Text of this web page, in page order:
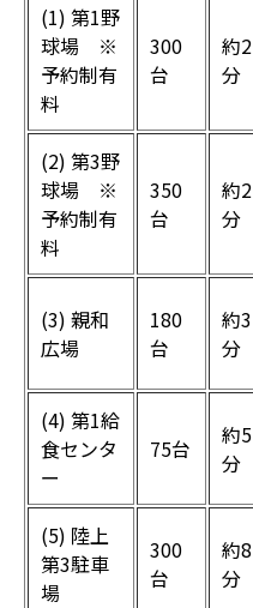
(1) 第1野
球場 ※
予約制有
料
300
台
約2
分
(2) 第3野
球場 ※
予約制有
料
350
台
約2
分
(3) 親和
広場
180
台
約3
分
(4) 第1給
食センタ
ー
75台
約5
分
(5) 陸上
第3駐車
場
300
台
約8
分